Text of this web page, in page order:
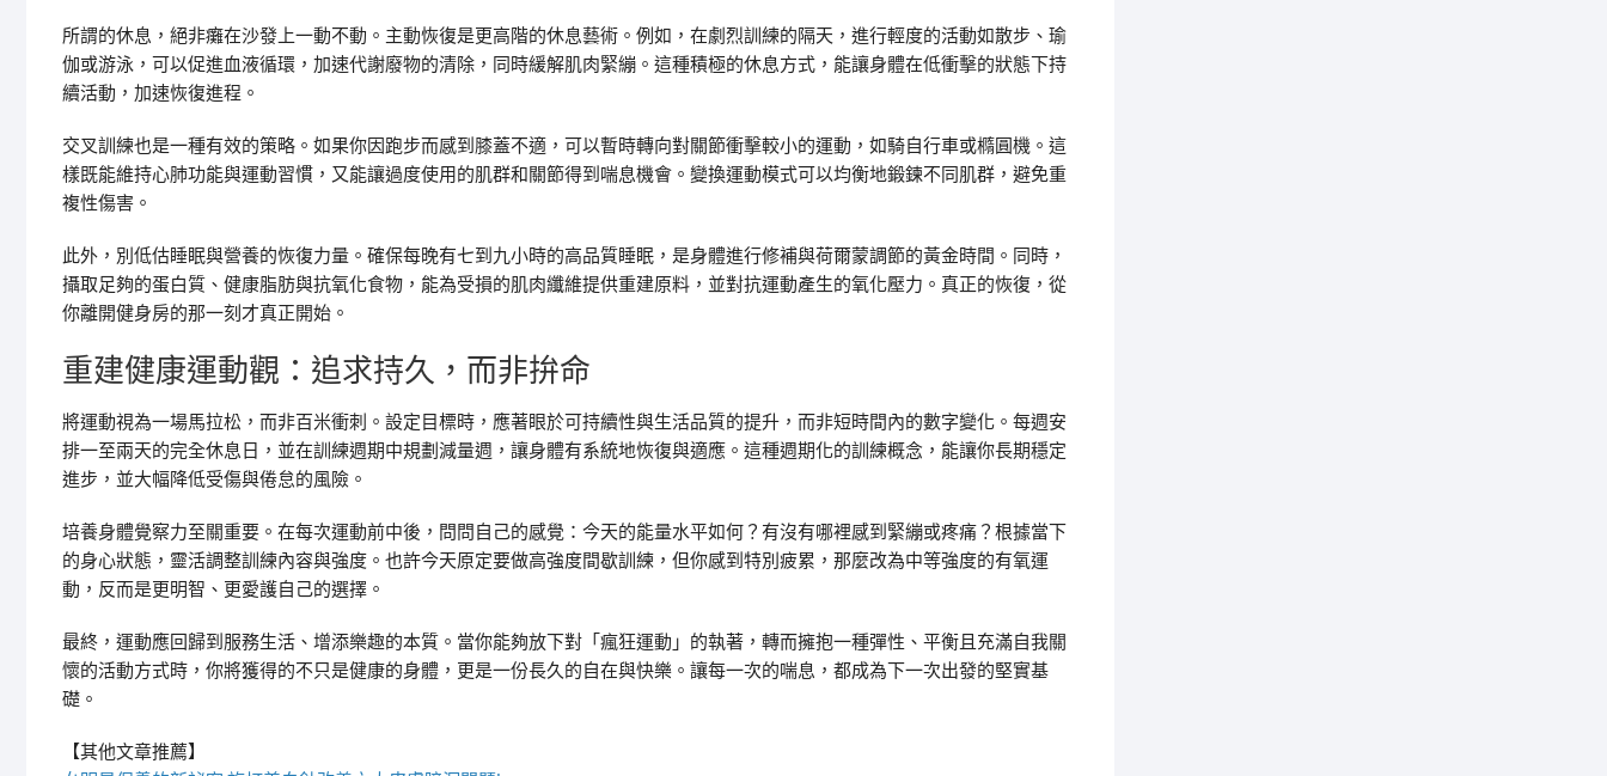
所謂的休息，絕非癱在沙發上一動不動。主動恢復是更高階的休息藝術。例如，在劇烈訓練的隔天，進行輕度的活動如散步、瑜
伽或游泳，可以促進血液循環，加速代謝廢物的清除，同時緩解肌肉緊繃。這種積極的休息方式，能讓身體在低衝擊的狀態下持
續活動，加速恢復進程。
交叉訓練也是一種有效的策略。如果你因跑步而感到膝蓋不適，可以暫時轉向對關節衝擊較小的運動，如騎自行車或橢圓機。這
樣既能維持心肺功能與運動習慣，又能讓過度使用的肌群和關節得到喘息機會。變換運動模式可以均衡地鍛鍊不同肌群，避免重
複性傷害。
此外，別低估睡眠與營養的恢復力量。確保每晚有七到九小時的高品質睡眠，是身體進行修補與荷爾蒙調節的黃金時間。同時，
攝取足夠的蛋白質、健康脂肪與抗氧化食物，能為受損的肌肉纖維提供重建原料，並對抗運動產生的氧化壓力。真正的恢復，從
你離開健身房的那一刻才真正開始。
重建健康運動觀：追求持久，而非拚命
將運動視為一場馬拉松，而非百米衝刺。設定目標時，應著眼於可持續性與生活品質的提升，而非短時間內的數字變化。每週安
排一至兩天的完全休息日，並在訓練週期中規劃減量週，讓身體有系統地恢復與適應。這種週期化的訓練概念，能讓你長期穩定
進步，並大幅降低受傷與倦怠的風險。
培養身體覺察力至關重要。在每次運動前中後，問問自己的感覺：今天的能量水平如何？有沒有哪裡感到緊繃或疼痛？根據當下
的身心狀態，靈活調整訓練內容與強度。也許今天原定要做高強度間歇訓練，但你感到特別疲累，那麼改為中等強度的有氧運
動，反而是更明智、更愛護自己的選擇。
最終，運動應回歸到服務生活、增添樂趣的本質。當你能夠放下對「瘋狂運動」的執著，轉而擁抱一種彈性、平衡且充滿自我關
懷的活動方式時，你將獲得的不只是健康的身體，更是一份長久的自在與快樂。讓每一次的喘息，都成為下一次出發的堅實基
礎。
【其他文章推薦】